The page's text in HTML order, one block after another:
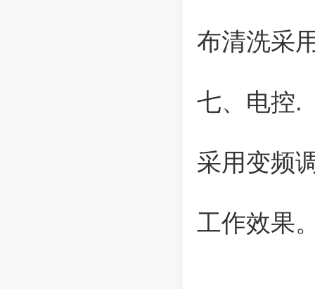
布清洗采
七、电控.
采用变频
工作效果